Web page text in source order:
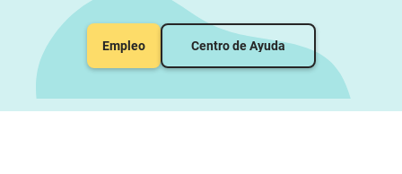
Empleo Centro de Ayuda